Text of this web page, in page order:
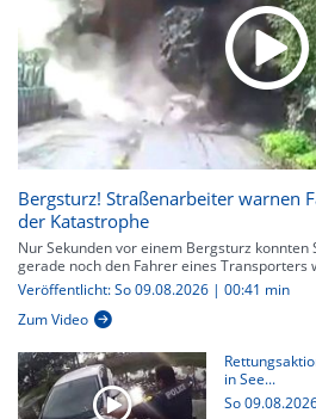
Bergsturz! Straßenarbeiter warnen
der Katastrophe
Nur Sekunden vor einem Bergsturz konnten
gerade noch den Fahrer eines Transporters
Veröffentlicht: So 09.08.2026 | 00:41 min
Zum Video
in See...
So